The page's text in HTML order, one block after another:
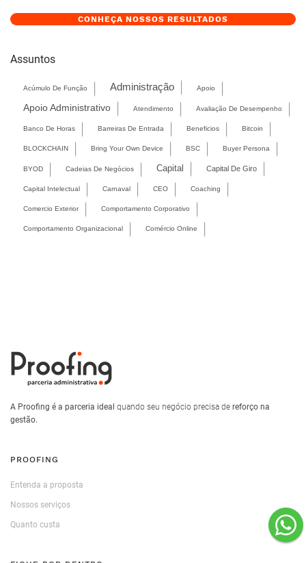
CONHEÇA NOSSOS RESULTADOS
Assuntos
Acúmulo De Função Administração Apoio
Apoio Administrativo Atendimento Avaliação De Desempenho
Banco De Horas Barreiras De Entrada Beneficios Bitcoin
BLOCKCHAIN Bring Your Own Device BSC Buyer Persona
BYOD Cadeias De Negócios Capital Capital De Giro
Capital Intelectual Carnaval CEO Coaching
Comercio Exterior Comportamento Corporativo
Comportamento Organizacional Comércio Online
A Proofing é a parceria ideal quando seu negócio precisa de reforço na
gestão.
PROOFING
Entenda a proposta
Nossos serviços
Quanto custa